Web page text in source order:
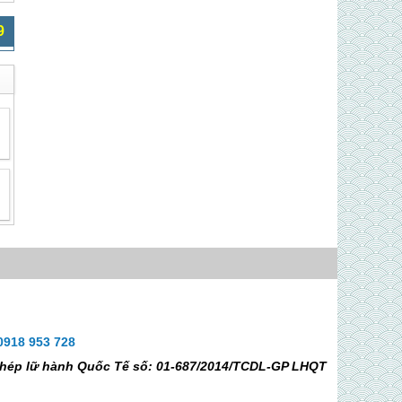
953 728
lữ hành Quốc Tế số: 01-687/2014/TCDL-GP LHQT